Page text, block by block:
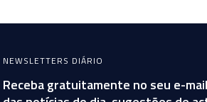
NEWSLETTERS DIÁRIO
Receba gratuitamente no seu e-